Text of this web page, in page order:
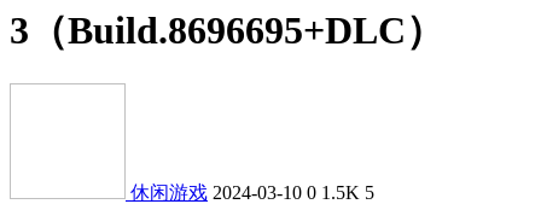
3（Build.8696695+DLC）
休闲游戏 2024-03-10 0 1.5K 5